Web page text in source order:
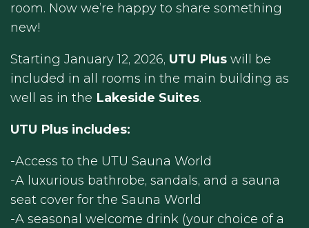
room. Now we’re happy to share something
new!
Starting January 12, 2026, UTU Plus will be
included in all rooms in the main building as
well as in the Lakeside Suites.
UTU Plus includes:
-Access to the UTU Sauna World
-A luxurious bathrobe, sandals, and a sauna
seat cover for the Sauna World
-A seasonal welcome drink (your choice of a